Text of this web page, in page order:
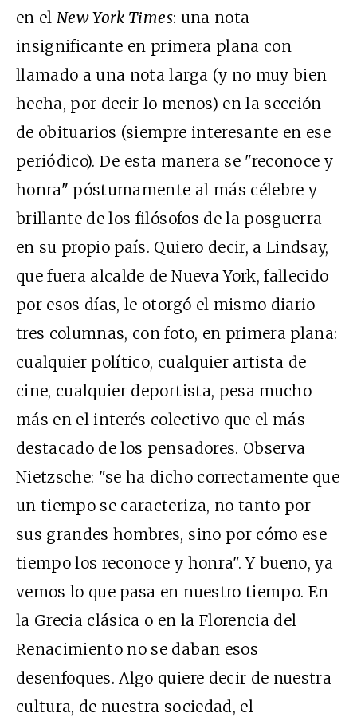
en elNew York Times: una nota
insignificante en primera plana con
llamado a una nota larga (y no muy bien
hecha, por decir lo menos) en la sección
de obituarios (siempre interesante en ese
periódico). De esta manera se "reconoce y
honra" póstumamente al más célebre y
brillante de los filósofos de la posguerra
en su propio país. Quiero decir, a Lindsay,
que fuera alcalde de Nueva York, fallecido
por esos días, le otorgó el mismo diario
tres columnas, con foto, en primera plana:
cualquier político, cualquier artista de
cine, cualquier deportista, pesa mucho
más en el interés colectivo que el más
destacado de los pensadores. Observa
Nietzsche: "se ha dicho correctamente que
un tiempo se caracteriza, no tanto por
sus grandes hombres, sino por cómo ese
tiempo los reconoce y honra". Y bueno, ya
vemos lo que pasa en nuestro tiempo. En
la Grecia clásica o en la Florencia del
Renacimiento no se daban esos
desenfoques. Algo quiere decir de nuestra
cultura, de nuestra sociedad, el